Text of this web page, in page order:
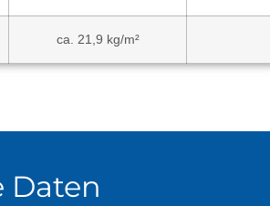
ca. 21,9 kg/m²
Daten